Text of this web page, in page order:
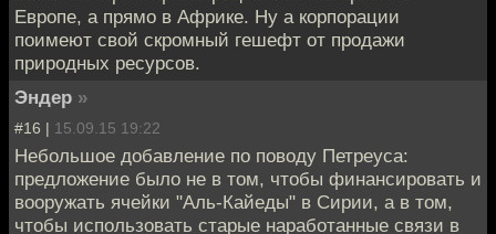
Европе, а прямо в Африке. Ну а корпорации
поимеют свой скромный гешефт от продажи
природных ресурсов.
Эндер »
#16 | 15.09.15 19:22
Небольшое добавление по поводу Петреуса:
предложение было не в том, чтобы финансировать и
вооружать ячейки "Аль-Кайеды" в Сирии, а в том,
чтобы использовать старые наработанные связи в